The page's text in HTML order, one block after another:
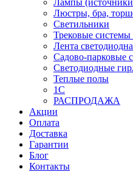
Лампы (источники
Люстры, бра,
Светильники
Трековые
Лента
Садово-парковые
Светодиодные
Теплые полы
1С
РАСПРОДАЖА
Акции
Оплата
Доставка
Гарантии
Блог
Контакты